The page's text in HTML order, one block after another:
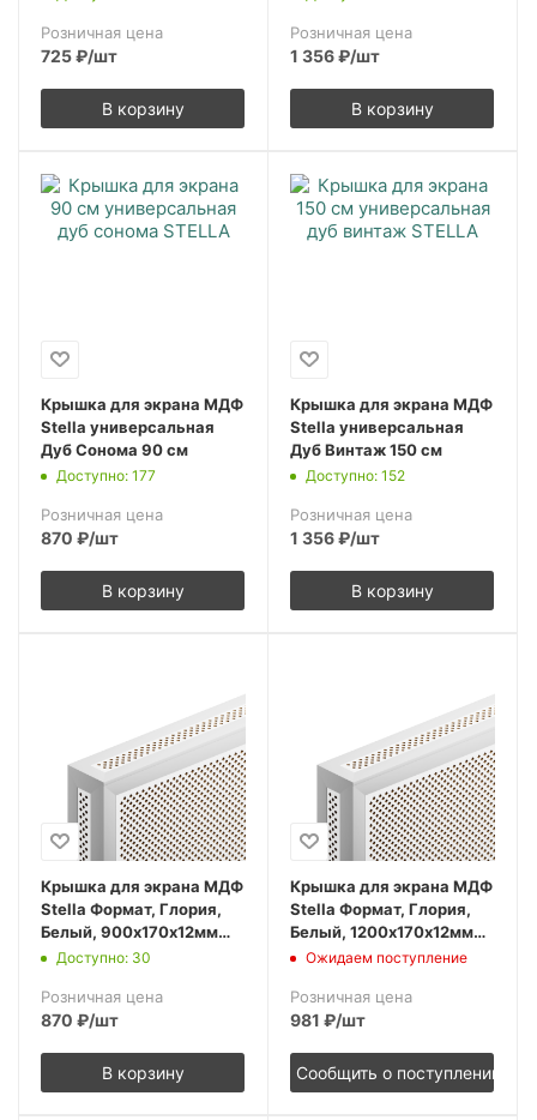
Розничная цена
725₽/шт
В корзину
Розничная цена
1 356₽/шт
В корзину
Крышка для экрана МДФ
Stella универсальная
Дуб Сонома 90 см
Доступно: 177
Розничная цена
870 ₽/шт
В корзину
Крышка для экрана МДФ
Stella универсальная
Дуб Винтаж 150 см
Доступно: 152
Розничная цена
1 356₽/шт
В корзину
Крышка для экрана МДФ
Stella Формат, Глория,
Белый, 900х170х12мм
(упак. 1шт)
Доступно: 30
Розничная цена
870 ₽/шт
В корзину
Крышка для экрана МДФ
Stella Формат, Глория,
Белый, 1200х170х12мм
(упак. 1шт)
Ожидаем поступление
Розничная цена
981 ₽/шт
Сообщить о поступлении